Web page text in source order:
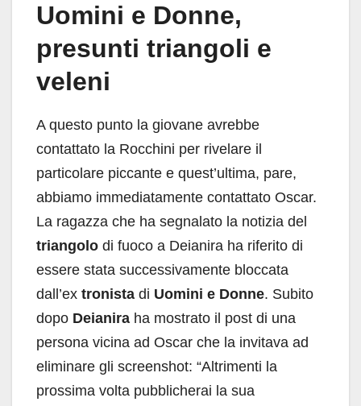
Uomini e Donne,
presunti triangoli e
veleni
A questo punto la giovane avrebbe
contattato la Rocchini per rivelare il
particolare piccante e quest’ultima, pare,
abbiamo immediatamente contattato Oscar.
La ragazza che ha segnalato la notizia del
triangolo di fuoco a Deianira ha riferito di
essere stata successivamente bloccata
dall’ex tronista di Uomini e Donne. Subito
dopo Deianira ha mostrato il post di una
persona vicina ad Oscar che la invitava ad
eliminare gli screenshot: “Altrimenti la
prossima volta pubblicherai la sua